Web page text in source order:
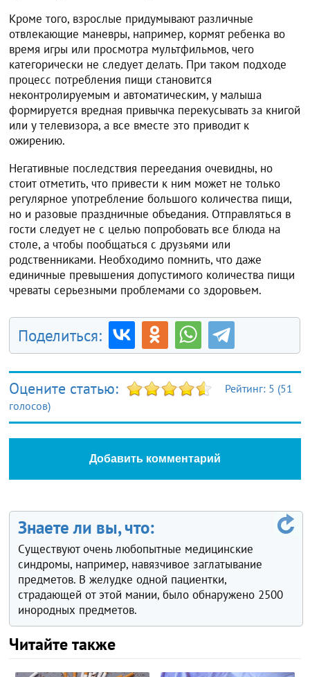
Кроме того, взрослые придумывают различные
отвлекающие маневры, например, кормят ребенка во
время игры или просмотра мультфильмов, чего
категорически не следует делать. При таком подходе
процесс потребления пищи становится
неконтролируемым и автоматическим, у малыша
формируется вредная привычка перекусывать за книгой
или у телевизора, а все вместе это приводит к
ожирению.
Негативные последствия переедания очевидны, но
стоит отметить, что привести к ним может не только
регулярное употребление большого количества пищи,
но и разовые праздничные объедания. Отправляться в
гости следует не с целью попробовать все блюда на
столе, а чтобы пообщаться с друзьями или
родственниками. Необходимо помнить, что даже
единичные превышения допустимого количества пищи
чреваты серьезными проблемами со здоровьем.
Поделиться:
Оцените статью: Рейтинг: 5 (51
голосов)
Добавить комментарий
Знаете ли вы, что:
Существуют очень любопытные медицинские
синдромы, например, навязчивое заглатывание
предметов. В желудке одной пациентки,
страдающей от этой мании, было обнаружено 2500
инородных предметов.
Читайте также